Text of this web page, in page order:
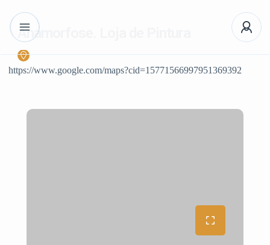
Anamorfose. Loja de Pintura
https://www.google.com/maps?cid=15771566997951369392